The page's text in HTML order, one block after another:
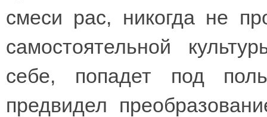
смеси рас, никогда не
самостоятельной
себе, попадет под
предвидел